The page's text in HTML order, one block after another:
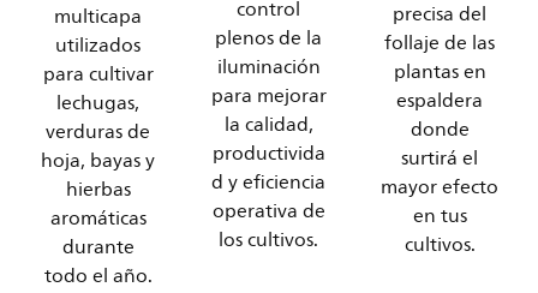
multicapa
utilizados
para cultivar
lechugas,
verduras de
hoja, bayas y
hierbas
aromáticas
durante
todo el año.
control
plenos de la
iluminación
para mejorar
la calidad,
productivida
d y eficiencia
operativa de
los cultivos.
precisa del
follaje de las
plantas en
espaldera
donde
surtirá el
mayor efecto
en tus
cultivos.